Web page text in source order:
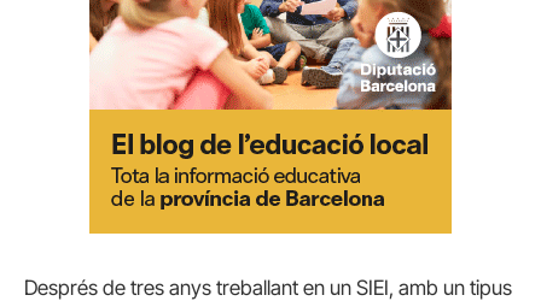
Després de tres anys treballant en un SIEI, amb un tipus